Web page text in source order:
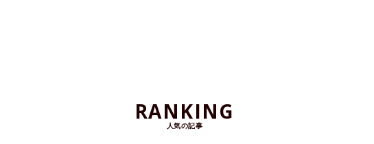
RANKING
人気の記事